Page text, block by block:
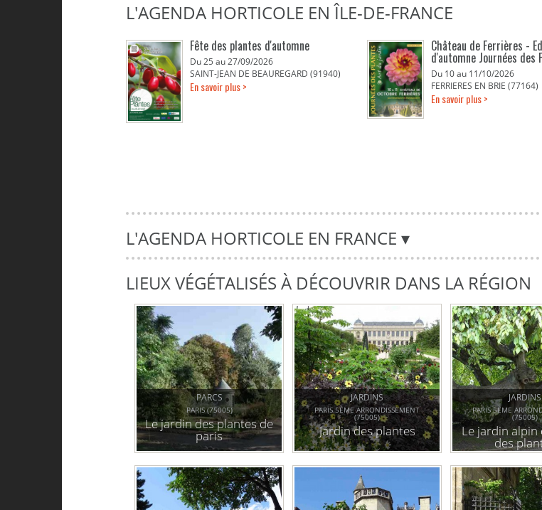
L'AGENDA HORTICOLE EN ÎLE-DE-FRANCE
Fête des plantes d'automne
Du 25 au 27/09/2026
SAINT-JEAN DE BEAUREGARD (91940)
En savoir plus >
Château de Ferrières -
d'automne Journées des
Du 10 au 11/10/2026
FERRIERES EN BRIE (77164)
En savoir plus >
L'AGENDA HORTICOLE EN FRANCE ▾
LIEUX VÉGÉTALISÉS À DÉCOUVRIR DANS LA RÉGION
PARCS
PARIS (75005)
Le jardin des plantes de
paris
JARDINS
PARIS 5ÈME ARRONDISSEMENT
(75005)
Jardin des plantes
JARDINS
PARIS 5ÈME
(75005)
Le jardin alpin
des